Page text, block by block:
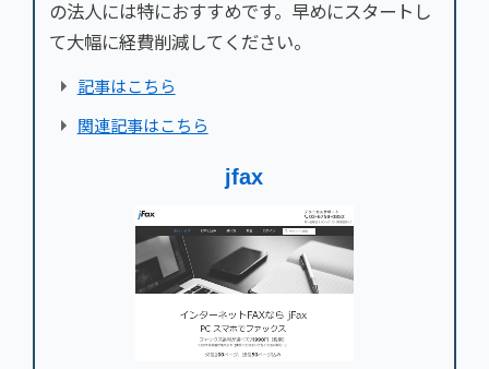
の法人には特におすすめです。早めにスタートし
て大幅に経費削減してください。
記事はこちら
関連記事はこちら
jfax